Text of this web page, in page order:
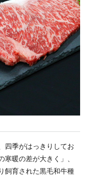
四季がはっきりしてお
寒暖の差が大きく」、
飼育された黒毛和牛種